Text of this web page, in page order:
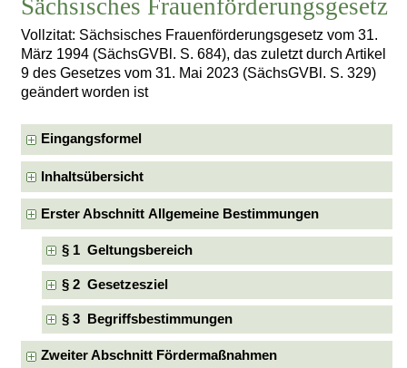
Sächsisches Frauenförderungsgesetz
Vollzitat: Sächsisches Frauenförderungsgesetz vom 31.
März 1994 (SächsGVBl. S. 684), das zuletzt durch Artikel
9 des Gesetzes vom 31. Mai 2023 (SächsGVBl. S. 329)
geändert worden ist
Eingangsformel
Inhaltsübersicht
Erster Abschnitt Allgemeine Bestimmungen
§ 1 Geltungsbereich
§ 2 Gesetzesziel
§ 3 Begriffsbestimmungen
Zweiter Abschnitt Fördermaßnahmen